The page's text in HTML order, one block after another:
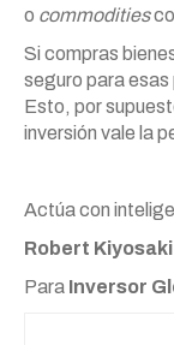
o commodities
Si compras
seguro para
Esto, por
inversión vale la
Actúa con
Robert Kiyosaki
Para Inversor